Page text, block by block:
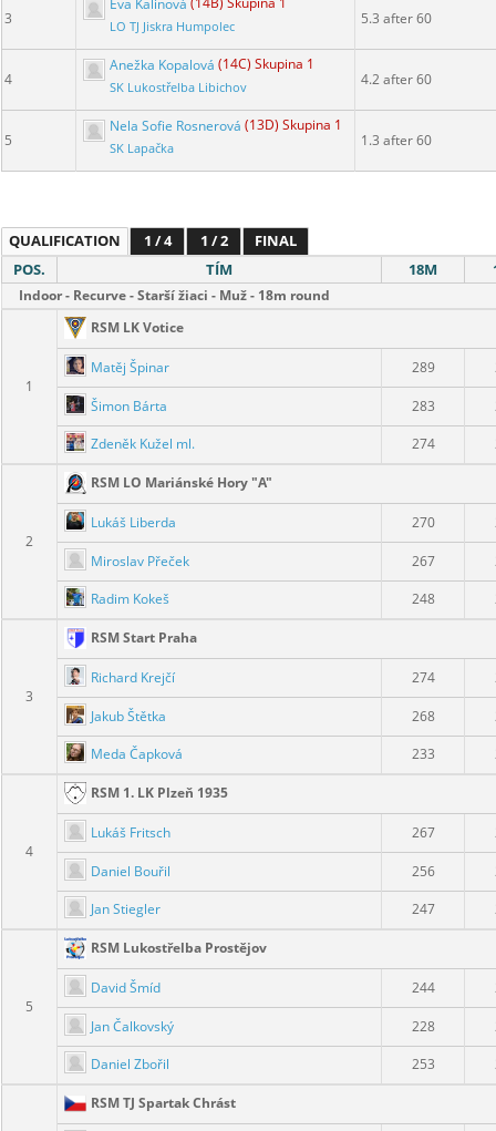
3 LO TJ Jiskra Humpolec 5.3 after 60
4
Anežka Kopalová (14C) Skupina 1
SK Lukostřelba Libichov 4.2 after 60
5
Nela Sofie Rosnerová (13D) Skupina 1
SK Lapačka 1.3 after 60
QUALIFICATION 1 / 4 1 / 2
FINAL
POS.
TÍM 18M
Indoor - Recurve - Starší žiaci - Muž - 18m round
1
RSM LK Votice
Matěj Špinar 289
Šimon Bárta 283
Zdeněk Kužel ml.
274
2
RSM LO Mariánské Hory "A"
Lukáš Liberda 270
Miroslav Přeček 267
Radim Kokeš
248
3
RSM Start Praha
Richard Krejčí 274
Jakub Štětka 268
Meda Čapková
233
4
RSM 1. LK Plzeň 1935
Lukáš Fritsch 267
Daniel Bouřil 256
Jan Stiegler
247
5
RSM Lukostřelba Prostějov
David Šmíd 244
Jan Čalkovský 228
Daniel Zbořil
253
RSM TJ Spartak Chrást